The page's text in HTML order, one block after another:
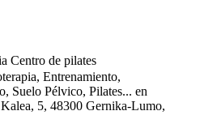
Centro de pilates
Entrenamiento,
Suelo Pélvico, Pilates... en
5, 48300 Gernika-Lumo,